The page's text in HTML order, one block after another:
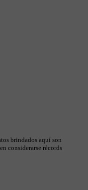
brindados aquí son
considerarse récords